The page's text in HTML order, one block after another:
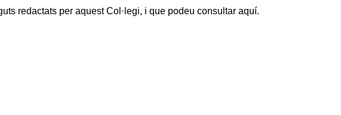
redactats per aquest Col·legi, i que podeu consultar aquí.